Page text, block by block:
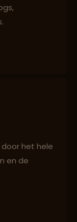
en milieu
het hele
en de